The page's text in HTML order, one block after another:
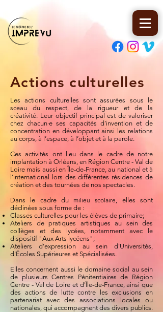
Actions culturelles
Les actions culturelles sont assurées sous le
sceau du respect, de la rigueur et de la
créativité. Leur objectif principal est de valoriser
chez chacun·e ses capacités d’invention et de
concentration en développant ainsi les relations
au corps, à l’espace, à l’objet et à la parole.
Ces activités ont lieu dans le cadre de notre
implantation à Orléans, en Région Centre - Val de
Loire mais aussi en Île-de-France, au national et à
l'international lors des différentes résidences de
création et des tournées de nos spectacles.
Dans le cadre du milieu scolaire, elles sont
déclinées sous forme de :
Classes culturelles pour les élèves de primaire;
Ateliers de pratiques artistiques au sein des
collèges et des lycées, notamment avec le
dispositif "Aux Arts lycéens";
Ateliers d’expression au sein d'Universités,
d'Écoles Supérieures et Spécialisées.
Elles concernent aussi le domaine social au sein
de plusieurs Centres Pénitentiaires de Région
Centre - Val de Loire et d'Île-de-France, ainsi que
des actions de lutte contre les exclusions
en
partenariat avec des associations locales ou
nationales, qui accompagnent des divers publics.